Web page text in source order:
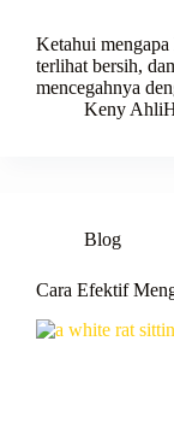
Ketahui
terlihat bersih,
mencegahnya
Keny
Blog
Cara Efektif